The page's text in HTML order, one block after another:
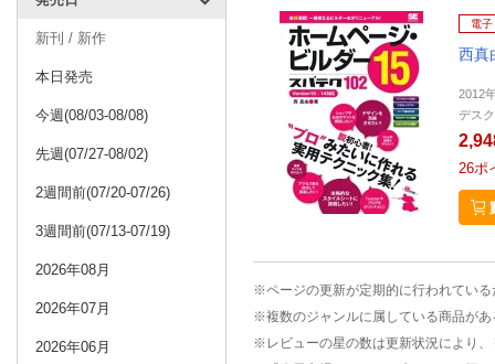
新刊 / 新作
本日発売
今週(08/03-08/08)
先週(07/27-08/02)
2週間前(07/20-07/26)
3週間前(07/13-07/19)
2026年08月
2026年07月
2026年06月
電子
西真
2012
デス
26ポ
※ページの更新が定期的に行われてい
※複数のジャンルに属している商品が
※レビューの星の数は更新状況により